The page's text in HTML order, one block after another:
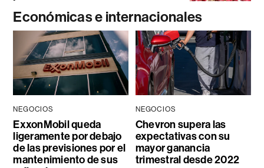
Económicas e internacionales
NEGOCIOS
ExxonMobil queda
ligeramente por debajo
de las previsiones por el
mantenimiento de sus
NEGOCIOS
Chevron supera las
expectativas con su
mayor ganancia
trimestral desde 2022